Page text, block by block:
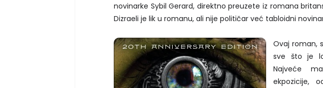
novinarke Sybil Gerard, direktno preuzete iz romana
Dizraeli je lik u romanu, ali nije političar već tabloidni
Ovaj roman,
sve što je
Najveće
ekpozicije,